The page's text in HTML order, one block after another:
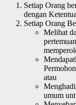
Setiap Orang
dengan
Setiap Orang
Melihat
atau
umum